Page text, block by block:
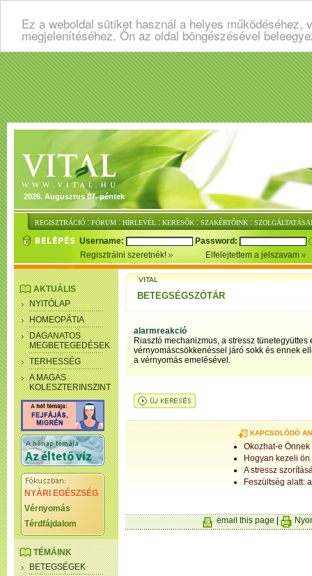
Ez a weboldal sütiket használ a helyes
megjelenítéséhez. Ön az oldal böngészésével
2026. Augusztus 07. péntek
REGISZTRÁCIÓ : FÓRUM : HÍRLEVÉL : KERESŐK : SZAKÉRTŐINK :
Username:
Password:
Regisztrálni szeretnék!
Elfelejtettem a jelszavam
AKTUÁLIS
NYITÓLAP
HOMEOPÁTIA
DAGANATOS
MEGBETEGEDÉSEK
TERHESSÉG
A MAGAS
KOLESZTERINSZINT
NYÁRI EGÉSZSÉG
Vérnyomás
Térdfájdalom
TÉMÁINK
BETEGSÉGEK
VITAL
BETEGSÉGSZÓTÁR
alarmreakció
Riasztó mechanizmus, a stressz tünetegyüttes
vérnyomáscsökkenéssel járó sokk és ennek
a vérnyomás emelésével.
KAPCSOLÓDÓ
Okozhat-e
Hogyan kezeli
A stressz
Feszültség alatt:
email this page